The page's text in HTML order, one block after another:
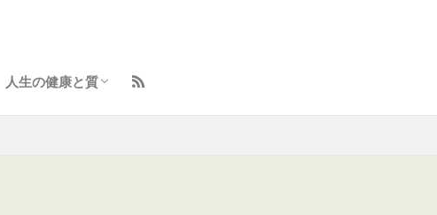
人生の健康と質